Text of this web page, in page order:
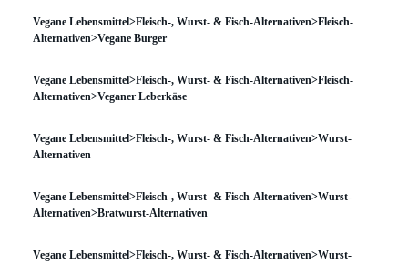
Vegane Lebensmittel>Fleisch-, Wurst- & Fisch-Alternativen>Fleisch-
Alternativen>Vegane Burger
Vegane Lebensmittel>Fleisch-, Wurst- & Fisch-Alternativen>Fleisch-
Alternativen>Veganer Leberkäse
Vegane Lebensmittel>Fleisch-, Wurst- & Fisch-Alternativen>Wurst-
Alternativen
Vegane Lebensmittel>Fleisch-, Wurst- & Fisch-Alternativen>Wurst-
Alternativen>Bratwurst-Alternativen
Vegane Lebensmittel>Fleisch-, Wurst- & Fisch-Alternativen>Wurst-